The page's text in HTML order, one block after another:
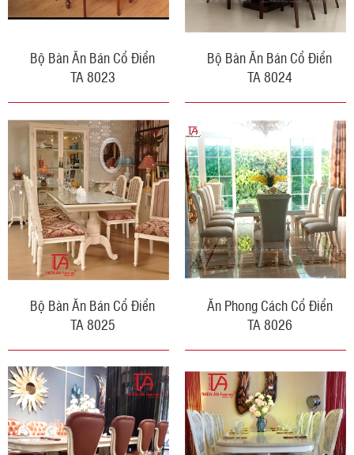
Bộ Bàn Ăn Bán Cổ Điển
TA 8023
Bộ Bàn Ăn Bán Cổ Điển
TA 8024
Bộ Bàn Ăn Bán Cổ Điển
TA 8025
Ăn Phong Cách Cổ Điển
TA 8026